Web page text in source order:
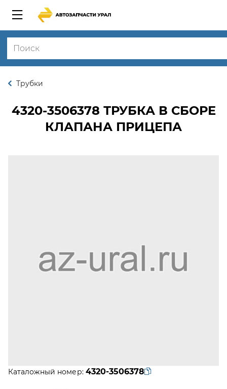
Трубки
4320-3506378 ТРУБКА В СБОРЕ
КЛАПАНА ПРИЦЕПА
Каталожный номер: 4320-3506378